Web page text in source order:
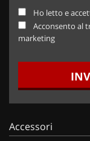
Ho letto e
Acconsento al
marketing
Accessori